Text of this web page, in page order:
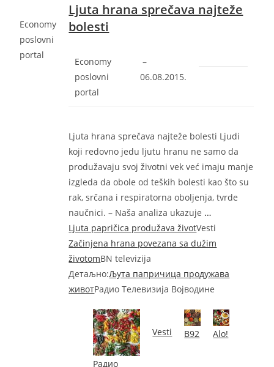
Economy
poslovni
portal
Ljuta hrana sprečava najteže
bolesti
Economy
poslovni
portal
–
‎06.08.2015.‎
Ljuta hrana sprečava najteže bolesti Ljudi
koji redovno jedu ljutu hranu ne samo da
produžavaju svoj životni vek već imaju manje
izgleda da obole od teških bolesti kao što su
rak, srčana i respiratorna oboljenja, tvrde
naučnici. – Naša analiza ukazuje …
Ljuta papričica produžava životVesti
Začinjena hrana povezana sa dužim
životomBN televizija
Детаљно:Љута папричица продужава
животРадио Телевизија Војводине
Радио
Vesti B92 Alo!